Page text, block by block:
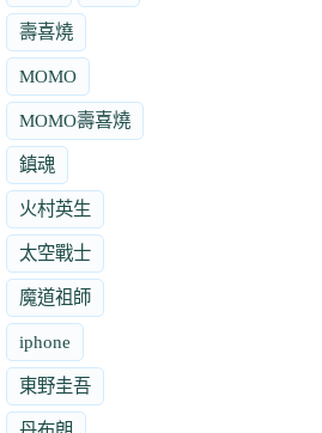
壽喜燒
MOMO
MOMO壽喜燒
鎮魂
火村英生
太空戰士
魔道祖師
iphone
東野圭吾